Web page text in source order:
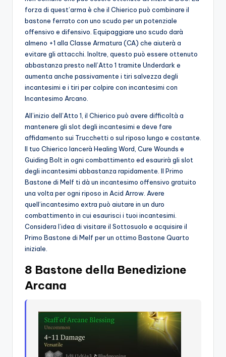
forza di quest’arma è che il Chierico può combinare il
bastone ferrato con uno scudo per un potenziale
offensivo e difensivo. Equipaggiare uno scudo darà
almeno +1 alla Classe Armatura (CA) che aiuterà a
evitare gli attacchi. Inoltre, questo può essere ottenuto
abbastanza presto nell’Atto 1 tramite Underdark e
aumenta anche passivamente i tiri salvezza degli
incantesimi e i tiri per colpire con incantesimi con
Incantesimo Arcano.
All’inizio dell’Atto 1, il Chierico può avere difficoltà a
mantenere gli slot degli incantesimi e deve fare
affidamento sui Trucchetti o sul riposo lungo e costante.
Il tuo Chierico lancerà Healing Word, Cure Wounds e
Guiding Bolt in ogni combattimento ed esaurirà gli slot
degli incantesimi abbastanza rapidamente. Il Primo
Bastone di Melf ti dà un incantesimo offensivo gratuito
una volta per ogni riposo in Acid Arrow. Avere
quell’incantesimo extra può aiutare in un duro
combattimento in cui esaurisci i tuoi incantesimi.
Considera l’idea di visitare il Sottosuolo e acquisire il
Primo Bastone di Melf per un ottimo Bastone Quarto
iniziale.
8 Bastone della Benedizione
Arcana